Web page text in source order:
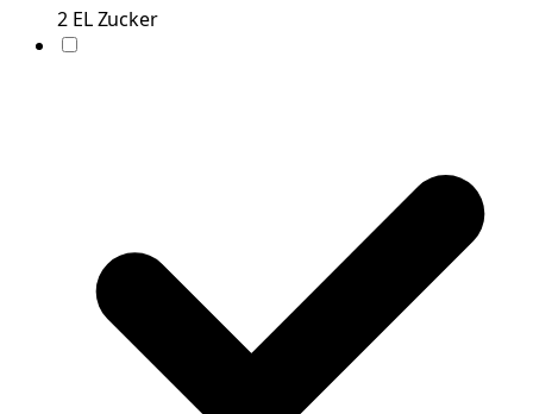
2 ELZucker